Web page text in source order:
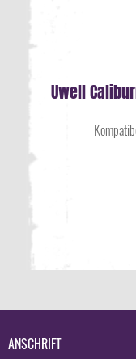
Uwell
ANSCHRIFT